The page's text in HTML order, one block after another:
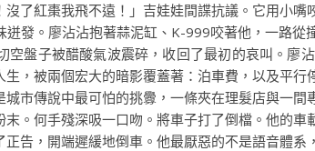
了紅棗我飛不遠！」吉娃娃間諜抗議。它用小
發。廖沾沾抱著蒜泥缸、K-999咬著他，一路
空盤子被醋酸氣波震碎，收回了最初的哀叫。廖
生，被兩個宏大的暗影覆蓋著：泊車費，以及平
市傳說中最可怕的挑釁，一條夾在理髮店與一
。何手殘深吸一口吻。將車子打了倒檔。他的
告，開端遲緩地倒車。他最厭惡的不是語音體